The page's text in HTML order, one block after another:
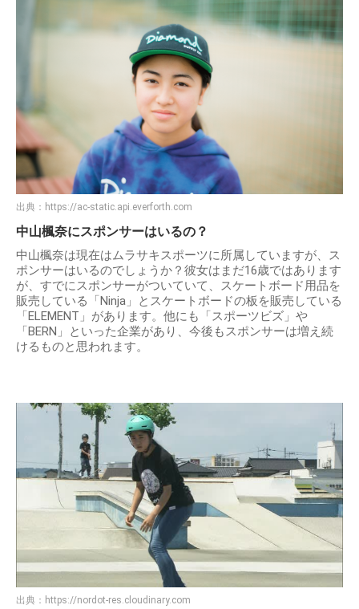
出典： https://ac-static.api.everforth.com
中山楓奈にスポンサーはいるの？
中山楓奈は現在はムラサキスポーツに所属していますが、ス
ポンサーはいるのでしょうか？彼女はまだ16歳ではあります
が、すでにスポンサーがついていて、スケートボード用品を
販売している「Ninja」とスケートボードの板を販売している
「ELEMENT」があります。他にも「スポーツビズ」や
「BERN」といった企業があり、今後もスポンサーは増え続
けるものと思われます。
出典： https://nordot-res.cloudinary.com